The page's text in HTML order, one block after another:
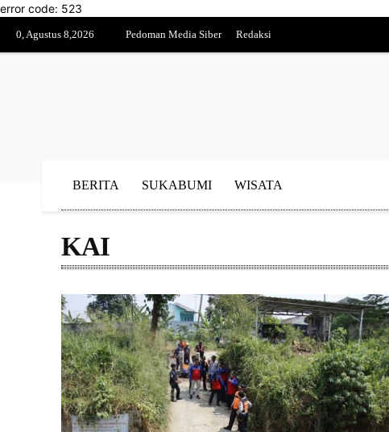
error code: 523
0, Agustus 8,2026 Pedoman Media Siber Redaksi
BERITA SUKABUMI WISATA
KAI